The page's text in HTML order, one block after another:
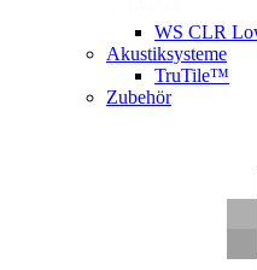
WS CLR
Akustiksysteme
TruTile™
Zubehör